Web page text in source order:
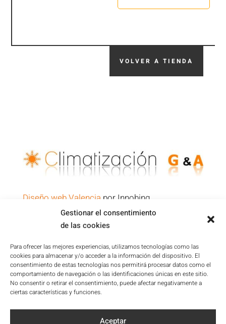
Gestionar el consentimiento
de las cookies
Para ofrecer las mejores experiencias, utilizamos tecnologías como las
cookies para almacenar y/o acceder a la información del dispositivo. El
consentimiento de estas tecnologías nos permitirá procesar datos como el
comportamiento de navegación o las identificaciones únicas en este sitio.
No consentir o retirar el consentimiento, puede afectar negativamente a
ciertas características y funciones.
Aceptar
VOLVER A TIENDA
Diseño web Valencia por Innobing
Aviso Legal
Condiciones de la Plataforma
Política de cookies
Accesibilidad